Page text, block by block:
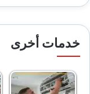
خدمات أخرى